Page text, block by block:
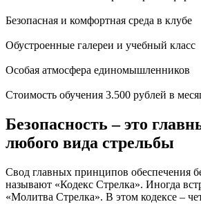
Безопасная и комфортная среда в клубе
Обустроенные галереи и учебный класс
Особая атмосфера единомышленников
Стоимость обучения 3.500 рублей в
Безопасность – это
любого вида стрельбы
Свод главных принципов обеспечения
называют «Кодекс Стрелка». Иногда
«Молитва Стрелка». В этом кодексе –